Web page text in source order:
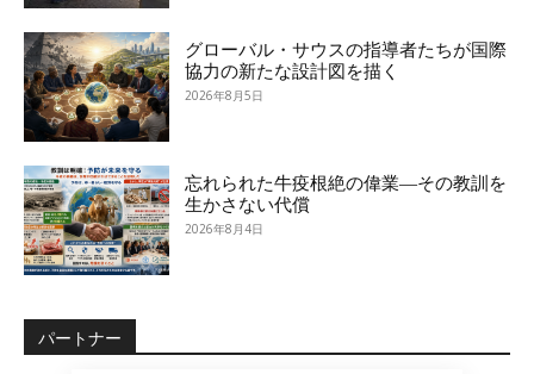
グローバル・サウスの指導者たちが国際
協力の新たな設計図を描く
2026年8月5日
忘れられた牛疫根絶の偉業―その教訓を
生かさない代償
2026年8月4日
パートナー